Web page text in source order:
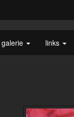
galerie links